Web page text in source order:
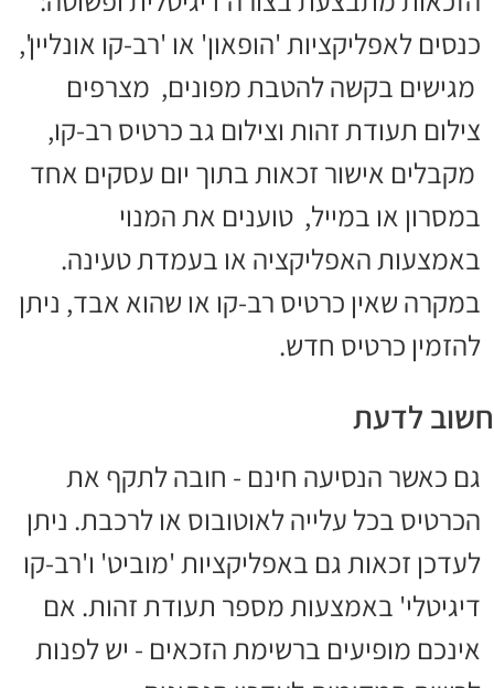
כנסים לאפליקציות 'הופאון' או 'רב-קו אונליין',
מגישים בקשה להטבת מפונים, מצרפים
צילום תעודת זהות וצילום גב כרטיס רב-קו,
מקבלים אישור זכאות בתוך יום עסקים אחד
במסרון או במייל, טוענים את המנוי
באמצעות האפליקציה או בעמדת טעינה.
במקרה שאין כרטיס רב-קו או שהוא אבד, ניתן
להזמין כרטיס חדש.
חשוב לדעת
גם כאשר הנסיעה חינם - חובה לתקף את
הכרטיס בכל עלייה לאוטובוס או לרכבת. ניתן
לעדכן זכאות גם באפליקציות 'מוביט' ו'רב-קו
דיגיטלי' באמצעות מספר תעודת זהות. אם
אינכם מופיעים ברשימת הזכאים - יש לפנות